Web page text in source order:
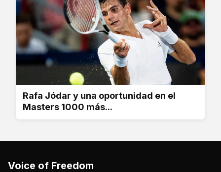
Rafa Jódar y una oportunidad en el
Masters 1000 más...
Voice of Freedom